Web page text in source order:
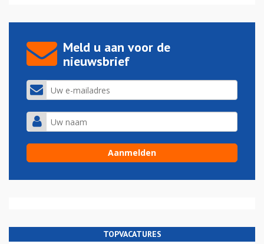
Meld u aan voor de
nieuwsbrief
TOPVACATURES